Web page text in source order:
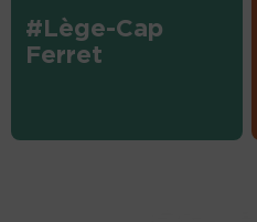
#Lège-Cap
Ferret